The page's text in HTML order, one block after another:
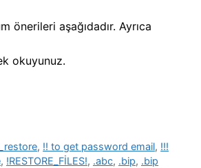
önerileri aşağıdadır. Ayrıca
okuyunuz.
, !! to get password email, !!!
, !RESTORE_FİLES!, .abc, .bip, .bip